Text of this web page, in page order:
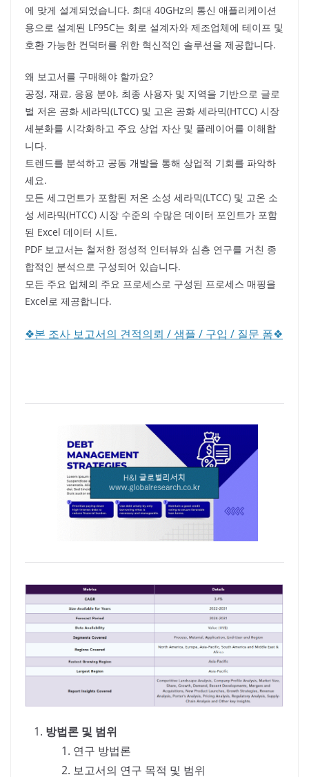
에 맞게 설계되었습니다. 최대 40GHz의 통신 애플리케이션
용으로 설계된 LF95C는 회로 설계자와 제조업체에 테이프 및
호환 가능한 컨덕터를 위한 혁신적인 솔루션을 제공합니다.
왜 보고서를 구매해야 할까요?
공정, 재료, 응용 분야, 최종 사용자 및 지역을 기반으로 글로
벌 저온 공화 세라믹(LTCC) 및 고온 공화 세라믹(HTCC) 시장
세분화를 시각화하고 주요 상업 자산 및 플레이어를 이해합
니다.
트렌드를 분석하고 공동 개발을 통해 상업적 기회를 파악하
세요.
모든 세그먼트가 포함된 저온 소성 세라믹(LTCC) 및 고온 소
성 세라믹(HTCC) 시장 수준의 수많은 데이터 포인트가 포함
된 Excel 데이터 시트.
PDF 보고서는 철저한 정성적 인터뷰와 심층 연구를 거친 종
합적인 분석으로 구성되어 있습니다.
모든 주요 업체의 주요 프로세스로 구성된 프로세스 매핑을
Excel로 제공합니다.
❖본 조사 보고서의 견적의뢰 / 샘플 / 구입 / 질문 폼❖
방법론 및 범위
연구 방법론
보고서의 연구 목적 및 범위